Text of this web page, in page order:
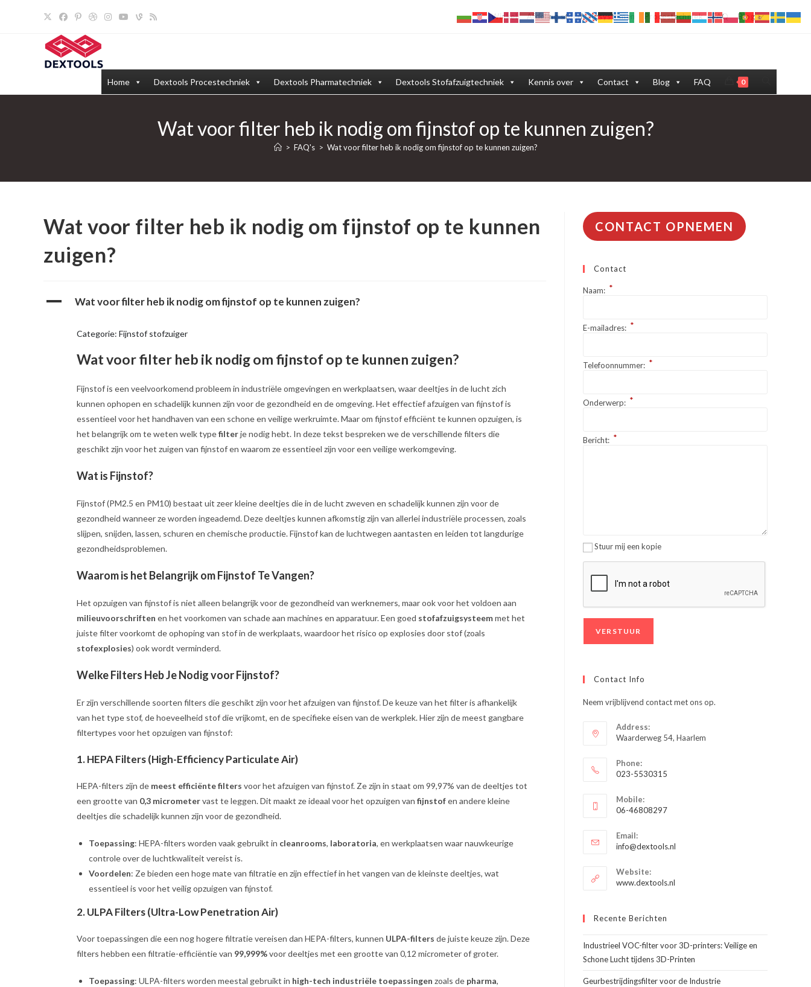
Winkel Afdeling stofafzuigsystemen Procestechniek FAQ Blog
Home Dextools Procestechniek Dextools Pharmatechniek Dextools Stofafzuigtechniek Kennis over Contact Blog FAQ 0
Wat voor filter heb ik nodig om fijnstof op te kunnen zuigen?
> FAQ's > Wat voor filter heb ik nodig om fijnstof op te kunnen zuigen?
Wat voor filter heb ik nodig om fijnstof op te kunnen
zuigen?
A Wat voor filter heb ik nodig om fijnstof op te kunnen zuigen?
Categorie: Fijnstof stofzuiger
Wat voor filter heb ik nodig om fijnstof op te kunnen zuigen?
Fijnstof is een veelvoorkomend probleem in industriële omgevingen en werkplaatsen, waar deeltjes in de lucht zich
kunnen ophopen en schadelijk kunnen zijn voor de gezondheid en de omgeving. Het effectief afzuigen van fijnstof is
essentieel voor het handhaven van een schone en veilige werkruimte. Maar om fijnstof efficiënt te kunnen opzuigen, is
het belangrijk om te weten welk typefilterje nodig hebt. In deze tekst bespreken we de verschillende filters die
geschikt zijn voor het zuigen van fijnstof en waarom ze essentieel zijn voor een veilige werkomgeving.
Wat is Fijnstof?
Fijnstof (PM2.5 en PM10) bestaat uit zeer kleine deeltjes die in de lucht zweven en schadelijk kunnen zijn voor de
gezondheid wanneer ze worden ingeademd. Deze deeltjes kunnen afkomstig zijn van allerlei industriële processen, zoals
slijpen, snijden, lassen, schuren en chemische productie. Fijnstof kan de luchtwegen aantasten en leiden tot langdurige
gezondheidsproblemen.
Waarom is het Belangrijk om Fijnstof Te Vangen?
Het opzuigen van fijnstof is niet alleen belangrijk voor de gezondheid van werknemers, maar ook voor het voldoen aan
milieuvoorschriften en het voorkomen van schade aan machines en apparatuur. Een goed stofafzuigsysteemmet het
juiste filter voorkomt de ophoping van stof in de werkplaats, waardoor het risico op explosies door stof (zoals
stofexplosies) ook wordt verminderd.
Welke Filters Heb Je Nodig voor Fijnstof?
Er zijn verschillende soorten filters die geschikt zijn voor het afzuigen van fijnstof. De keuze van het filter is afhankelijk
van het type stof, de hoeveelheid stof die vrijkomt, en de specifieke eisen van de werkplek. Hier zijn de meest gangbare
filtertypes voor het opzuigen van fijnstof:
1.HEPA Filters (High-Efficiency Particulate Air)
HEPA-filters zijn de meest efficiënte filters voor het afzuigen van fijnstof. Ze zijn in staat om 99,97% van de deeltjes tot
een grootte van 0,3 micrometervast te leggen. Dit maakt ze ideaal voor het opzuigen van fijnstofen andere kleine
deeltjes die schadelijk kunnen zijn voor de gezondheid.
Toepassing: HEPA-filters worden vaak gebruikt in cleanrooms, laboratoria, en werkplaatsen waar nauwkeurige
controle over de luchtkwaliteit vereist is.
Voordelen: Ze bieden een hoge mate van filtratie en zijn effectief in het vangen van de kleinste deeltjes, wat
essentieel is voor het veilig opzuigen van fijnstof.
2.ULPA Filters (Ultra-Low Penetration Air)
Voor toepassingen die een nog hogere filtratie vereisen dan HEPA-filters, kunnen ULPA-filters de juiste keuze zijn. Deze
filters hebben een filtratie-efficiëntie van 99,999%voor deeltjes met een grootte van 0,12 micrometer of groter.
Toepassing: ULPA-filters worden meestal gebruikt in high-tech industriële toepassingen zoals de pharma,
CONTACT OPNEMEN
Contact
Naam: *
E-mailadres: *
Telefoonnummer: *
Onderwerp: *
Bericht: *
Stuur mij een kopie
Contact Info
Neem vrijblijvend contact met ons op.
Address:
Waarderweg 54, Haarlem
Phone:
023-5530315
in
je
toepassing
Mobile:
06-46808297
in
je
toepassing
Email:
info@dextools.nl
Website:
www.dextools.nl
Recente Berichten
Industrieel VOC-filter voor 3D-printers: Veilige en
Schone Lucht tijdens 3D-Printen
Geurbestrijdingsfilter voor de Industrie